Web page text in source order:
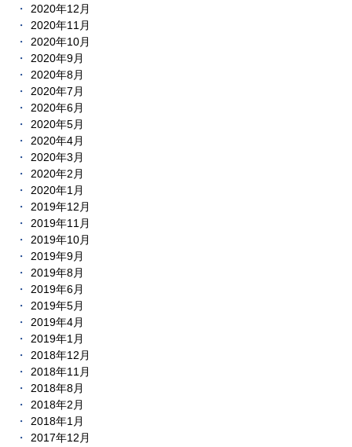
2020年12月
2020年11月
2020年10月
2020年9月
2020年8月
2020年7月
2020年6月
2020年5月
2020年4月
2020年3月
2020年2月
2020年1月
2019年12月
2019年11月
2019年10月
2019年9月
2019年8月
2019年6月
2019年5月
2019年4月
2019年1月
2018年12月
2018年11月
2018年8月
2018年2月
2018年1月
2017年12月